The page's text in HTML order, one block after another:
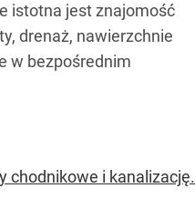
istotna jest znajomość
drenaż, nawierzchnie
w bezpośrednim
chodnikowe i kanalizację.